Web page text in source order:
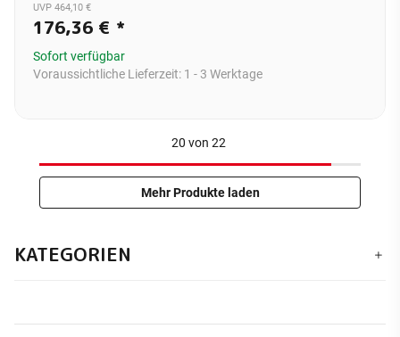
UVP 464,10 €
176,36 € *
Sofort verfügbar
Voraussichtliche Lieferzeit: 1 - 3 Werktage
20 von 22
Mehr Produkte laden
KATEGORIEN